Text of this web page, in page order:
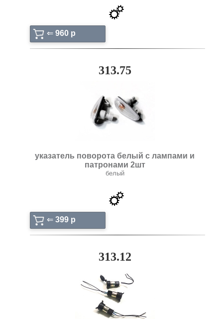
⇐ 960 p
313.75
указатель поворота белый с лампами и
патронами 2шт
белый
⇐ 399 p
313.12